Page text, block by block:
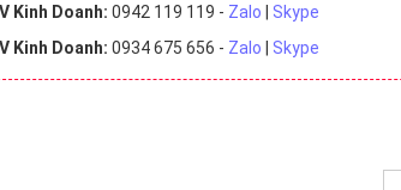
Kinh Doanh: 0942 119 119 - Zalo
Skype
Kinh Doanh: 0934 675 656 - Zalo Skype